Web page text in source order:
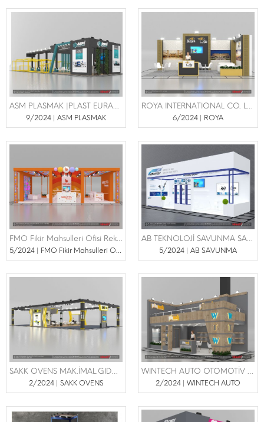
ASM PLASMAK |PLAST EURASİA 4-7 ARALIK 2024
9/2024 | ASM PLASMAK
ROYA INTERNATIONAL CO. LTD. | Wow otel
6/2024 | ROYA
FMO Fikir Mahsulleri Ofisi Reklam ve Pazarlama SAN TİC. LTD. ŞTİ. | WORLD FOOD FUARI 03-06 EYLÜL 2024
5/2024 | FMO Fikir Mahsulleri Ofisi
AB TEKNOLOJİ SAVUNMA SANAYİ TİCARET LTD ŞTİ | AUTOMACHANİKA FUARI 23-26 MAYIS 2024
5/2024 | AB SAVUNMA
SAKK OVENS MAK.İMAL.GIDA SAN VE TİC.LTD.ŞTİ | İBAKTECH FUARI 24 -27 NİSAN 2024
2/2024 | SAKK OVENS
WINTECH AUTO OTOMOTİV YEDEK PARÇA PLASTİK SANAYİ VE TİC.A.Ş. | AUTOMACHANİKA FUARI 23-26 MAYIS 2024
2/2024 | WINTECH AUTO